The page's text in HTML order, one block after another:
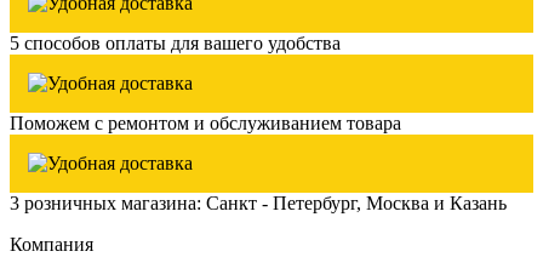
5 способов оплаты для вашего удобства
Поможем с ремонтом и обслуживанием товара
3 розничных магазина: Санкт - Петербург, Москва и Казань
Компания